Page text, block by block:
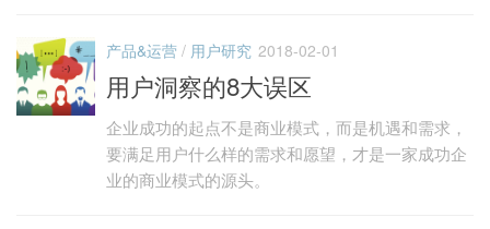
产品&运营 / 用户研究 2018-02-01
用户洞察的8大误区
企业成功的起点不是商业模式，而是机遇和需求，
要满足用户什么样的需求和愿望，才是一家成功企
业的商业模式的源头。